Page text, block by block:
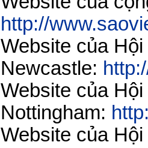
http://
Website của
Newcastle:
Website của
Nottingham:
Website của